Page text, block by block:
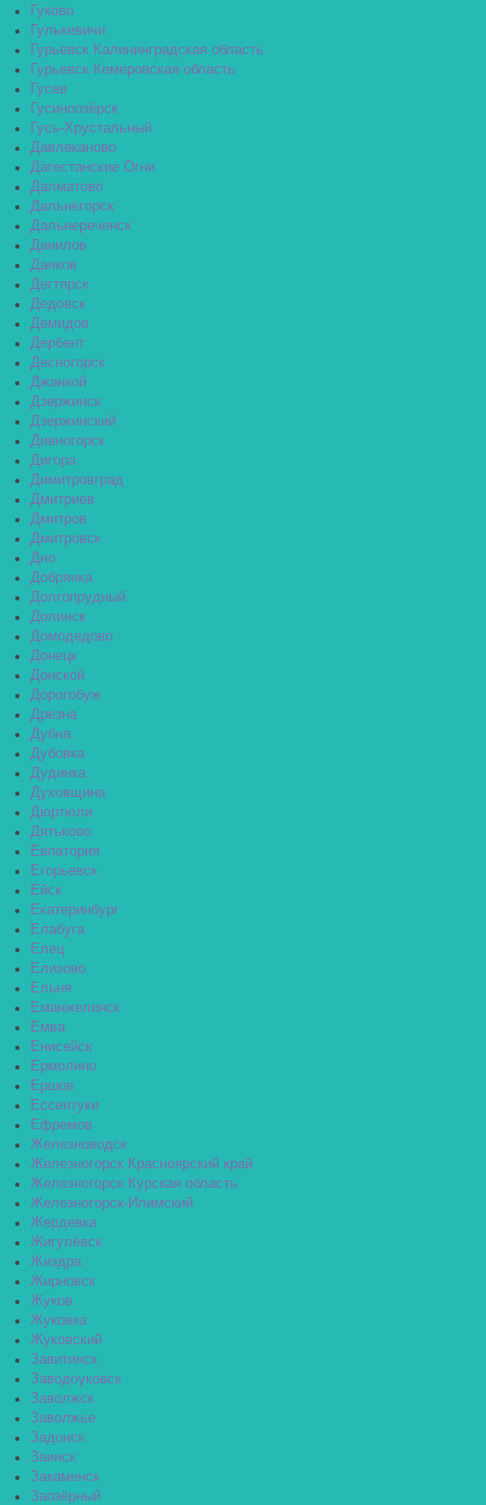
Гуково
Гулькевичи
Гурьевск Калининградская область
Гурьевск Кемеровская область
Гусев
Гусиноозёрск
Гусь-Хрустальный
Давлеканово
Дагестанские Огни
Далматово
Дальнегорск
Дальнереченск
Данилов
Данков
Дегтярск
Дедовск
Демидов
Дербент
Десногорск
Джанкой
Дзержинск
Дзержинский
Дивногорск
Дигора
Димитровград
Дмитриев
Дмитров
Дмитровск
Дно
Добрянка
Долгопрудный
Долинск
Домодедово
Донецк
Донской
Дорогобуж
Дрезна
Дубна
Дубовка
Дудинка
Духовщина
Дюртюли
Дятьково
Евпатория
Егорьевск
Ейск
Екатеринбург
Елабуга
Елец
Елизово
Ельня
Еманжелинск
Емва
Енисейск
Ермолино
Ершов
Ессентуки
Ефремов
Железноводск
Железногорск Красноярский край
Железногорск Курская область
Железногорск-Илимский
Жердевка
Жигулёвск
Жиздра
Жирновск
Жуков
Жуковка
Жуковский
Завитинск
Заводоуковск
Заволжск
Заволжье
Задонск
Заинск
Закаменск
Заозёрный